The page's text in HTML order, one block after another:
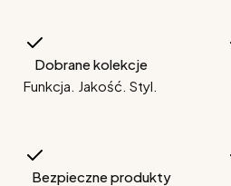
Dobrane kolekcje
Funkcja. Jakość. Styl.
Bezpieczne produkty